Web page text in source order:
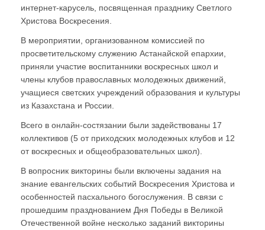
интернет-карусель, посвященная празднику Светлого
Христова Воскресения.
В мероприятии, организованном комиссией по
просветительскому служению Астанайской епархии,
приняли участие воспитанники воскресных школ и
члены клубов православных молодежных движений,
учащиеся светских учреждений образования и культуры
из Казахстана и России.
Всего в онлайн-состязании были задействованы 17
коллективов (5 от приходских молодежных клубов и 12
от воскресных и общеобразовательных школ).
В вопросник викторины были включены задания на
знание евангельских событий Воскресения Христова и
особенностей пасхального богослужения. В связи с
прошедшим празднованием Дня Победы в Великой
Отечественной войне несколько заданий викторины